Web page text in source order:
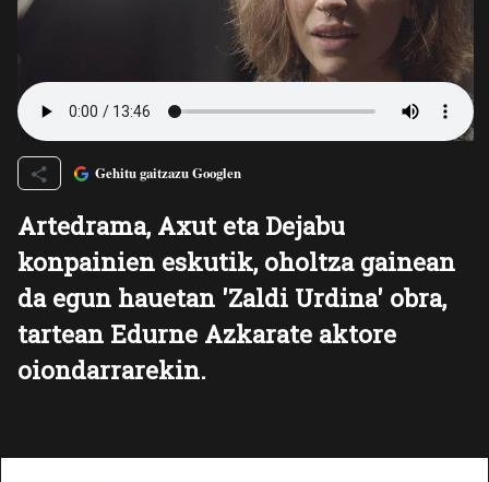
Gehitu gaitzazu Googlen
Artedrama, Axut eta Dejabu
konpainien eskutik, oholtza gainean
da egun hauetan 'Zaldi Urdina' obra,
tartean Edurne Azkarate aktore
oiondarrarekin.